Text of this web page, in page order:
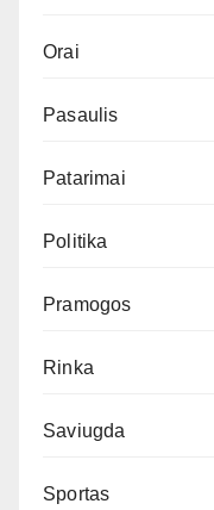
Orai
Pasaulis
Patarimai
Politika
Pramogos
Rinka
Saviugda
Sportas